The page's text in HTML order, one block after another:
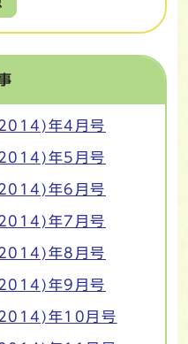
年4月号
年5月号
年6月号
年7月号
年8月号
年9月号
年10月号